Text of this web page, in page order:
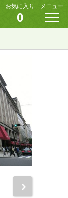
お気に入り
0
メニュー